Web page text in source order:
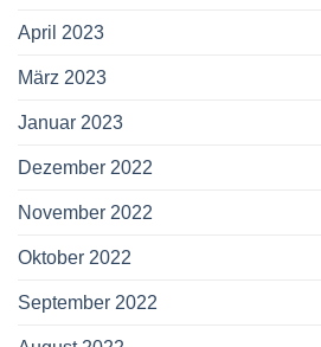
April 2023
März 2023
Januar 2023
Dezember 2022
November 2022
Oktober 2022
September 2022